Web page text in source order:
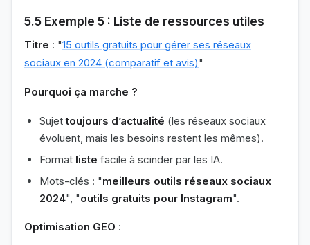
5.5 Exemple 5 : Liste de ressources utiles
Titre : "15 outils gratuits pour gérer ses réseaux
sociaux en 2024 (comparatif et avis)"
Pourquoi ça marche ?
Sujettoujours d’actualité (les réseaux sociaux
évoluent, mais les besoins restent les mêmes).
Format liste facile à scinder par les IA.
Mots-clés : "meilleurs outils réseaux sociaux
2024", "outils gratuits pour Instagram".
Optimisation GEO :